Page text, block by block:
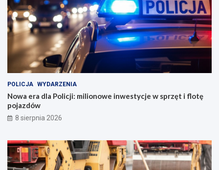
POLICJA WYDARZENIA
Nowa era dla Policji: milionowe inwestycje w sprzęt i flotę
pojazdów
8 sierpnia 2026